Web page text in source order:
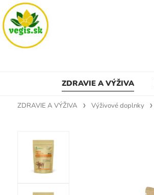
ZDRAVIE A VÝŽIVA
ZDRAVIE A VÝŽIVA Výživové doplnky